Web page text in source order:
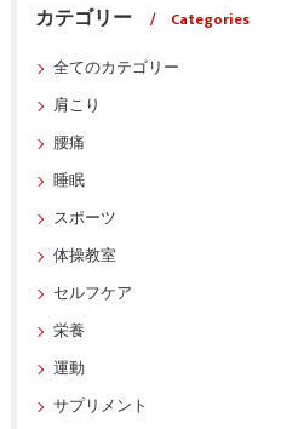
カテゴリー
Categories
全てのカテゴリー
肩こり
腰痛
睡眠
スポーツ
体操教室
セルフケア
栄養
運動
サプリメント